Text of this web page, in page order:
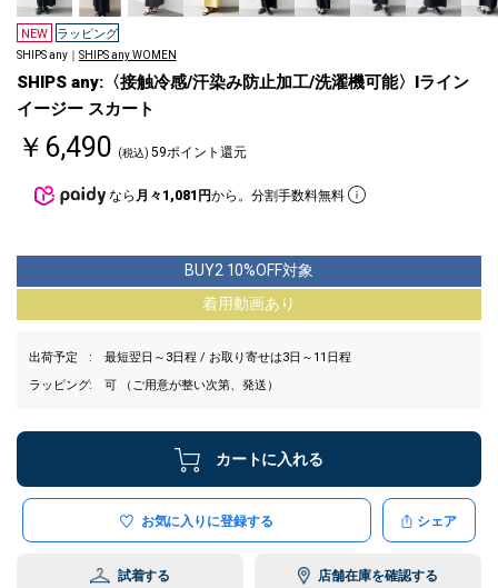
NEW ラッピング
SHIPS any｜ SHIPS any WOMEN
SHIPS any:〈接触冷感/汗染み防止加工/洗濯機可能〉Iライン
イージー スカート
￥6,490 (税込) 59ポイント還元
なら 月々1,081円から。分割手数料無料
BUY2 10%OFF対象
着用動画あり
出荷予定
最短翌日～3日程 / お取り寄せは3日～11日程
ラッピング
可 （ご用意が整い次第、発送）
カートに入れる
お気に入りに登録する シェア
試着する 店舗在庫を確認する